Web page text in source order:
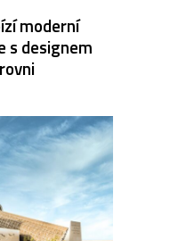
moderní
s designem